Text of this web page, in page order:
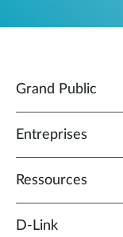
Grand Public
Entreprises
Ressources
D‑Link